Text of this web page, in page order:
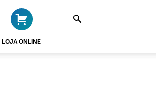
LOJA ONLINE